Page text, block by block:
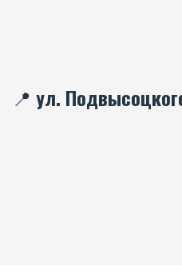
📍 ул.